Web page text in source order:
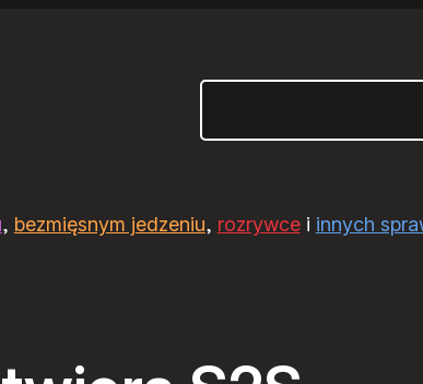
, bezmięsnym jedzeniu, rozrywcei innych